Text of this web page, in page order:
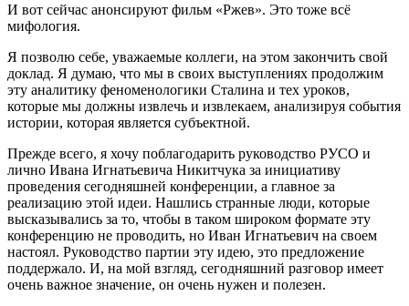
И вот сейчас анонсируют фильм «Ржев». Это тоже всё
мифология.
Я позволю себе, уважаемые коллеги, на этом закончить свой
доклад. Я думаю, что мы в своих выступлениях продолжим
эту аналитику феноменологики Сталина и тех уроков,
которые мы должны извлечь и извлекаем, анализируя события
истории, которая является субъектной.
Прежде всего, я хочу поблагодарить руководство РУСО и
лично Ивана Игнатьевича Никитчука за инициативу
проведения сегодняшней конференции, а главное за
реализацию этой идеи. Нашлись странные люди, которые
высказывались за то, чтобы в таком широком формате эту
конференцию не проводить, но Иван Игнатьевич на своем
настоял. Руководство партии эту идею, это предложение
поддержало. И, на мой взгляд, сегодняшний разговор имеет
очень важное значение, он очень нужен и полезен.